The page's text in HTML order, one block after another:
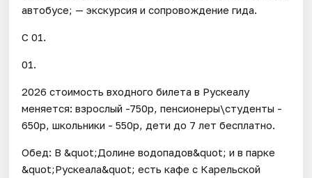
автобусе; — экскурсия и сопровождение гида.
С 01.
01.
2026 стоимость входного билета в Рускеалу
меняется: взрослый -750р, пенсионеры\студенты -
650р, школьники - 550р, дети до 7 лет бесплатно.
Обед: В &quot;Долине водопадов&quot; и в парке
&quot;Рускеала&quot; есть кафе с Карельской